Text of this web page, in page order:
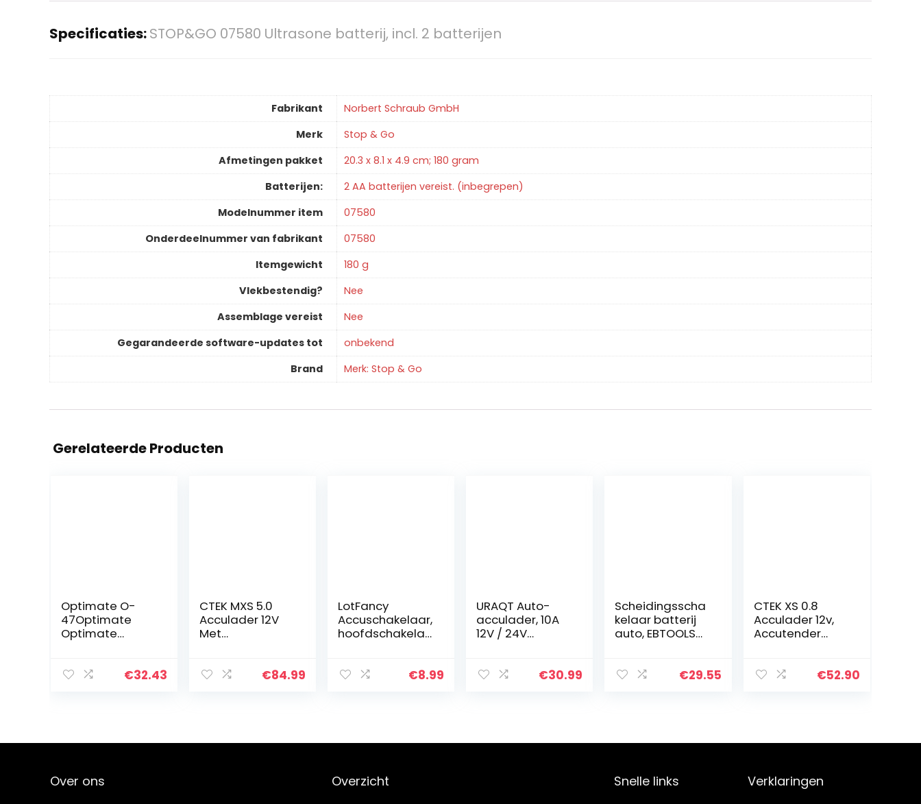
Specificaties:STOP&GO 07580 Ultrasone batterij, incl. 2 batterijen
Fabrikant
‎Norbert Schraub GmbH
Merk
‎Stop & Go
Afmetingen pakket
‎20.3 x 8.1 x 4.9 cm; 180 gram
Batterijen:
‎2 AA batterijen vereist. (inbegrepen)
Modelnummer item
‎07580
Onderdeelnummer van fabrikant
‎07580
Itemgewicht
‎180 g
Vlekbestendig?
‎Nee
Assemblage vereist
‎Nee
Gegarandeerde software-updates tot
‎onbekend
Brand
Merk: Stop & Go
Gerelateerde Producten
Optimate O-
47Optimate
Optimate
aan SAE. blauw
€32.43
CTEK MXS 5.0
Acculader 12V
Met
mpensatie,€84.99
LotFancy
Accuschakelaar,
hoofdschakelaa
elaar,
€8.99
URAQT Auto-
acculader, 10A
12V / 24V
Auto-
voor…
€30.99
Scheidingsscha
kelaar batterij
auto, EBTOOLS
32V DC 200A
€29.55
CTEK XS 0.8
Acculader 12v,
Accutender
Motorfiets, Atv,
€52.90
Over ons Overzicht Snelle links Verklaringen